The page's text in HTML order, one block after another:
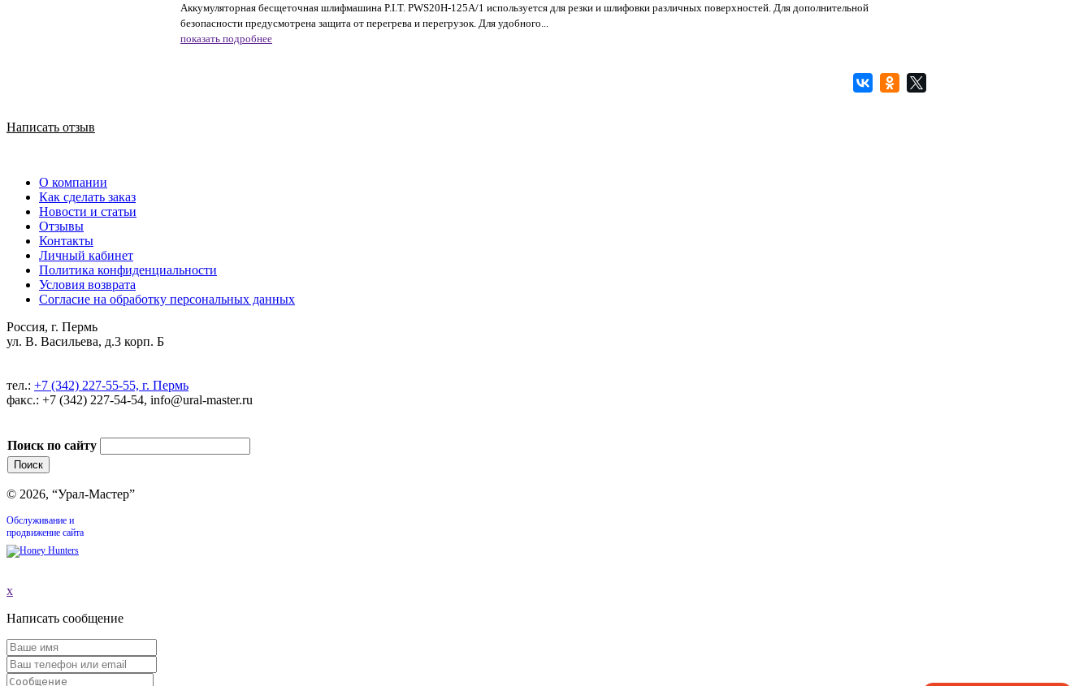
Аккумуляторная бесщеточная шлифмашина P.I.T. PWS20H-125A/1 используется для резки и шлифовки различных поверхностей. Для дополнительной
безопасности предусмотрена защита от перегрева и перегрузок. Для удобного...
показать подробнее
Написать отзыв
О компании
Как сделать заказ
Новости и статьи
Отзывы
Контакты
Личный кабинет
Политика конфиденциальности
Условия возврата
Согласие на обработку персональных данных
Россия, г. Пермь
ул. В. Васильева, д.3 корп. Б
тел.: +7 (342) 227-55-55, г. Пермь
факс.: +7 (342) 227-54-54, info@ural-master.ru
Поиск по сайту
© 2026, “Урал-Мастер”
Обслуживание и
продвижение сайта
x
Написать сообщение